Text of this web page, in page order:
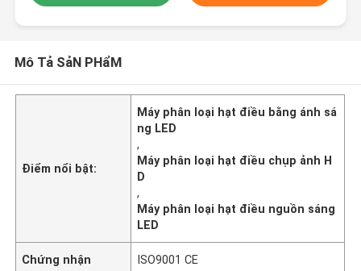
Mô Tả SảN PHẩM
Điểm nổi bật:
Máy phân loại hạt điều bằng ánh sá
ng LED
,
Máy phân loại hạt điều chụp ảnh H
D
,
Máy phân loại hạt điều nguồn sáng
LED
Chứng nhận ISO9001 CE